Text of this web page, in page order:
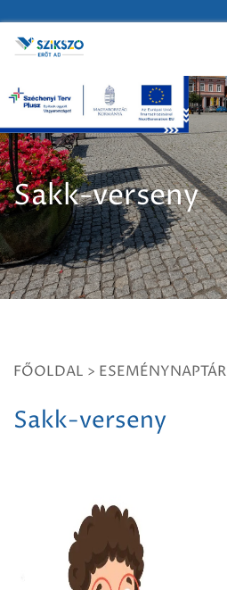
Sakk-verseny
FŐOLDAL > ESEMÉNYNAPTÁR
Sakk-verseny